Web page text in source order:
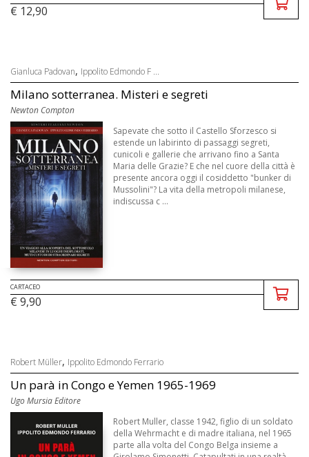
€ 12,90
Gianluca Padovan, Ippolito Edmondo F ...
Milano sotterranea. Misteri e segreti
Newton Compton
Sapevate che sotto il Castello Sforzesco si
estende un labirinto di passaggi segreti,
cunicoli e gallerie che arrivano fino a Santa
Maria delle Grazie? E che nel cuore della città è
presente ancora oggi il cosiddetto "bunker di
Mussolini"? La vita della metropoli milanese,
indiscussa c ...
CARTACEO
€ 9,90
Robert Müller, Ippolito Edmondo Ferrario
Un parà in Congo e Yemen 1965-1969
Ugo Mursia Editore
Robert Muller, classe 1942, figlio di un soldato
della Wehrmacht e di madre italiana, nel 1965
parte alla volta del Congo Belga insieme a